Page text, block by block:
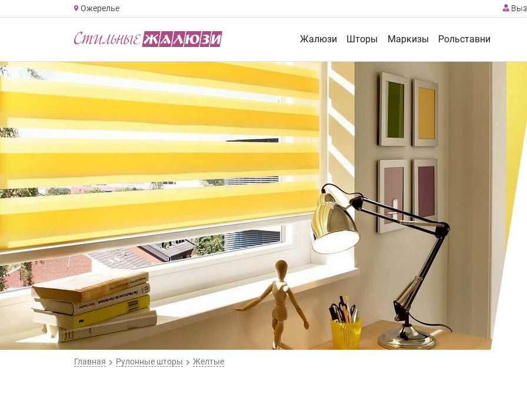
Ожерелье
Жалюзи Шторы Маркизы Рольставни
Главная Рулонные шторы Желтые